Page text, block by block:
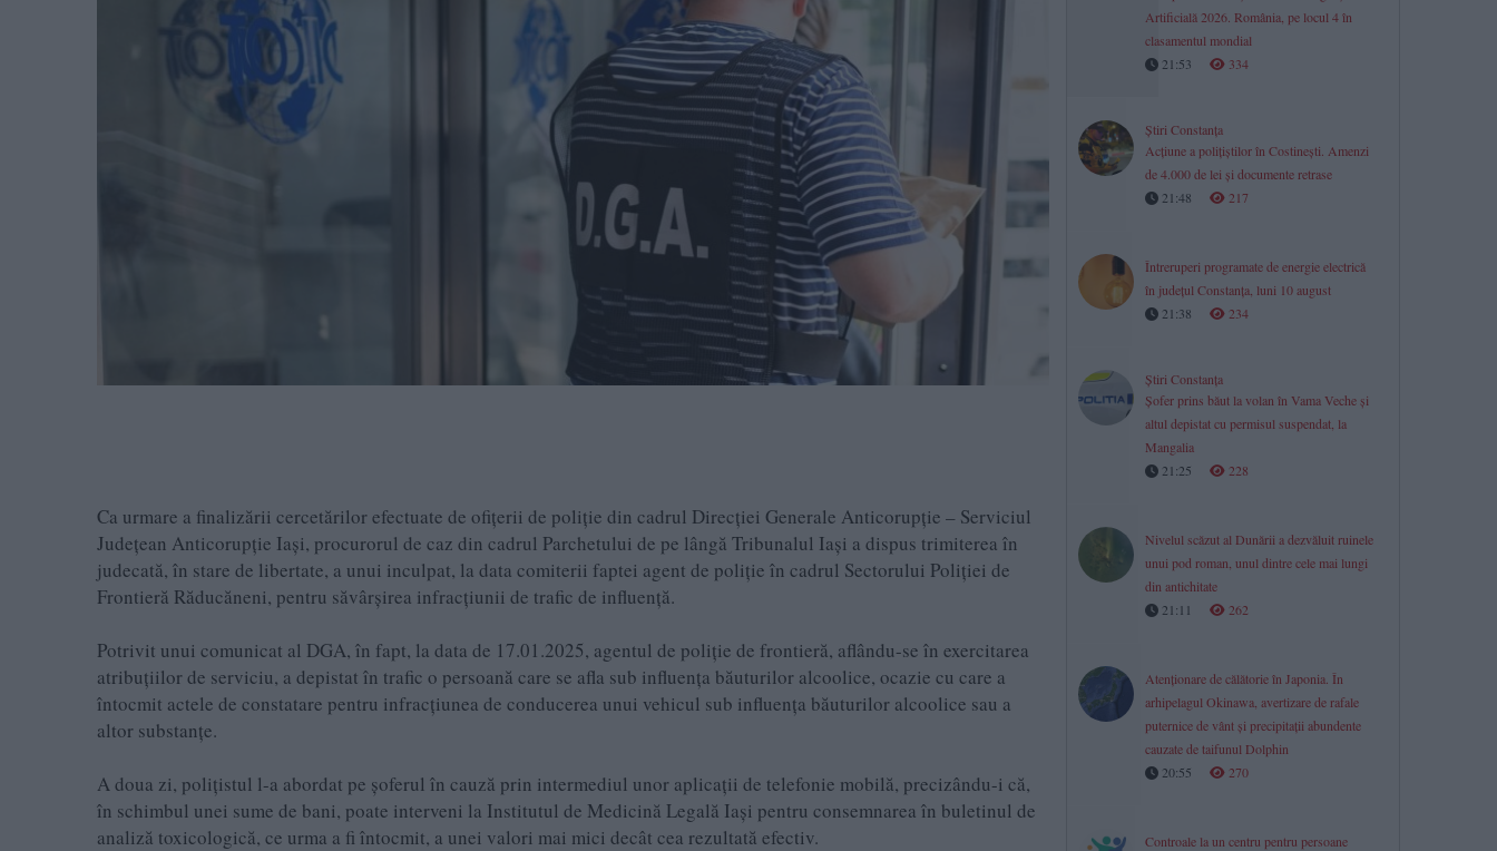
Ca urmare a finalizării cercetărilor efectuate de ofițerii de poliție din cadrul Direcției Generale Anticorupție – Serviciul
Județean Anticorupție Iași, procurorul de caz din cadrul Parchetului de pe lângă Tribunalul Iași a dispus trimiterea în
judecată, în stare de libertate, a unui inculpat, la data comiterii faptei agent de poliție în cadrul Sectorului Poliției de
Frontieră Răducăneni, pentru săvârșirea infracțiunii de trafic de influență.
Potrivit unui comunicat al DGA, în fapt, la data de 17.01.2025, agentul de poliție de frontieră, aflându-se în exercitarea
atribuțiilor de serviciu, a depistat în trafic o persoană care se afla sub influența băuturilor alcoolice, ocazie cu care a
întocmit actele de constatare pentru infracțiunea de conducerea unui vehicul sub influența băuturilor alcoolice sau a
altor substanțe.
A doua zi, polițistul l-a abordat pe șoferul în cauză prin intermediul unor aplicații de telefonie mobilă, precizându-i că,
în schimbul unei sume de bani, poate interveni la Institutul de Medicină Legală Iași pentru consemnarea în buletinul de
analiză toxicologică, ce urma a fi întocmit, a unei valori mai mici decât cea rezultată efectiv.
Artificială 2026. România, pe locul 4 în
clasamentul mondial
21:53
334
Știri Constanța
Acțiune a polițiștilor în Costinești. Amenzi
de 4.000 de lei și documente retrase
21:48
217
Întreruperi programate de energie electrică
în județul Constanța, luni 10 august
21:38
234
Știri Constanța
Șofer prins băut la volan în Vama Veche și
altul depistat cu permisul suspendat, la
Mangalia
21:25
228
Nivelul scăzut al Dunării a dezvăluit ruinele
unui pod roman, unul dintre cele mai lungi
din antichitate
21:11
262
Atenționare de călătorie în Japonia. În
arhipelagul Okinawa, avertizare de rafale
puternice de vânt și precipitații abundente
cauzate de taifunul Dolphin
20:55
270
Controale la un centru pentru persoane